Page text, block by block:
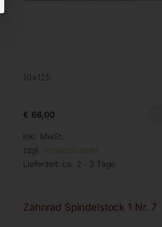
10×125
€ 66,00
inkl. MwSt.
zzgl. Versandkosten
Lieferzeit: ca. 2 - 3 Tage
Zahnrad Spindelstock 1 Nr. 7